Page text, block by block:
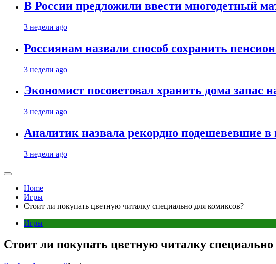
В России предложили ввести многодетный
3 недели ago
Россиянам назвали способ сохранить
3 недели ago
Экономист посоветовал хранить дома запас
3 недели ago
Аналитик назвала рекордно подешевевшие
3 недели ago
Home
Игры
Стоит ли покупать цветную читалку специально для комиксов?
Игры
Стоит ли покупать цветную читалку специально